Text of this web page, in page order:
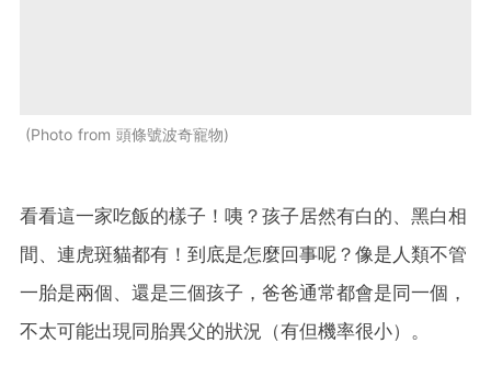
Photo from 頭條號波奇寵物
看看這一家吃飯的樣子！咦？孩子居然有白的、黑白相
間、連虎斑貓都有！到底是怎麼回事呢？像是人類不管
一胎是兩個、還是三個孩子，爸爸通常都會是同一個，
不太可能出現同胎異父的狀況（有但機率很小）。